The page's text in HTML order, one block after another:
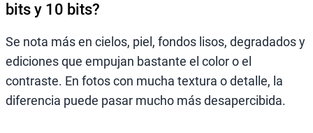
bits y 10 bits?
Se nota más en cielos, piel, fondos lisos, degradados y
ediciones que empujan bastante el color o el
contraste. En fotos con mucha textura o detalle, la
diferencia puede pasar mucho más desapercibida.